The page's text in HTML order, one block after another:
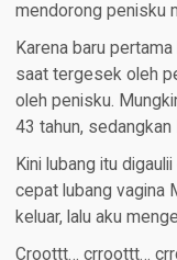
mendorong penisku
Karena baru
saat tergesek oleh
oleh penisku.
43 tahun,
Kini lubang itu
cepat lubang vagina
keluar, lalu aku
Croottt… crroottt…